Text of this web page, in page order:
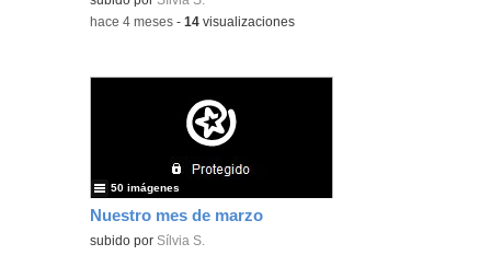
-hace 4 meses -14 visualizaciones
Nuestro mes de marzo
subido por Sílvia S.
50 imágenes